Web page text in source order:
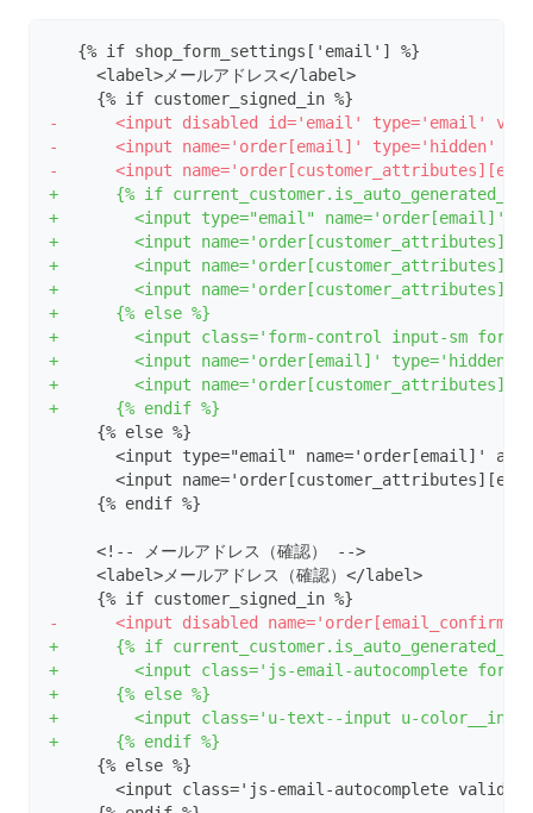
   {% if shop_form_settings['email'] %}
     <label>メールアドレス</label>
     {% if customer_signed_in %}
-      <input disabled id='email' type='email'
-      <input name='order[email]' type='hidden'
-      <input
+      {% if
+        <input type="email" name='order[email]'
+        <input
+        <input
+        <input
+      {% else %}
+        <input class='form-control input-sm
+        <input name='order[email]' type='hidden'
+        <input
+      {% endif %}
     {% else %}
<input type="email" name='order[email]'
<input
     {% endif %}
     <!-- メールアドレス（確認） -->
     <label>メールアドレス（確認）</label>
     {% if customer_signed_in %}
-      <input disabled
+      {% if
+        <input class='js-email-autocomplete form-
+      {% else %}
+        <input class='u-text--input u-
+      {% endif %}
     {% else %}
<input class='js-email-autocomplete